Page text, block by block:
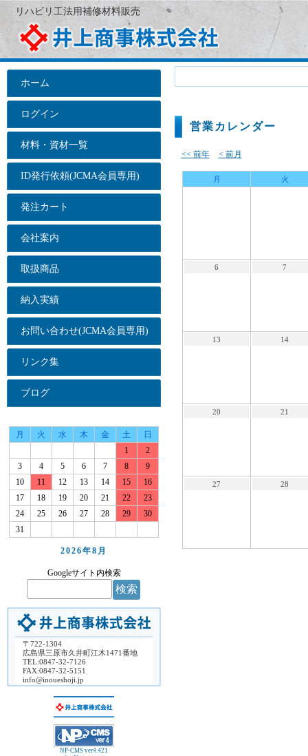
リハビリ工法用補修材料販売
ホーム
ログイン
材料・資材一覧
ID発行依頼(JCMA会員専用)
発注カート
会社案内
取扱商品
納入実績
お問い合わせ(JCMA会員専用)
リンク集
ブログ
月 火 水 木 金 土
日
1
2
3
4 5 6 7 8
9
10
11 12 13 14 15
16
17
18 19 20 21 22
23
24
25 26 27 28 29
30
31
2026年8月
Googleサイト内検索
〒722-1304
広島県三原市久井町江木1471番地
TEL:0847-32-7126
FAX:0847-32-5151
info@inoueshoji.jp
NP-CMS ver4.421
営業カレンダー
<< 前年 < 前月
月 火
6 7
13 14
20 21
27 28